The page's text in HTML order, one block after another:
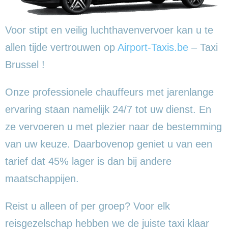
Voor stipt en veilig luchthavenvervoer kan u te
allen tijde vertrouwen op Airport-Taxis.be – Taxi
Brussel !
Onze professionele chauffeurs met jarenlange
ervaring staan namelijk 24/7 tot uw dienst. En
ze vervoeren u met plezier naar de bestemming
van uw keuze. Daarbovenop geniet u van een
tarief dat 45% lager is dan bij andere
maatschappijen.
Reist u alleen of per groep? Voor elk
reisgezelschap hebben we de juiste taxi klaar